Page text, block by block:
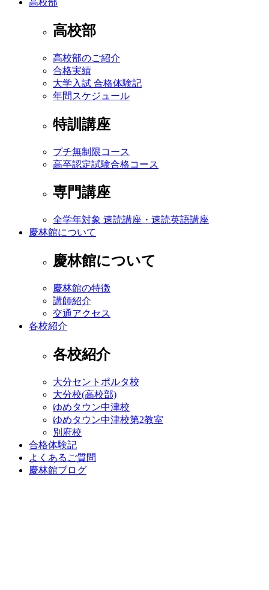
高校部
高校部のご紹介
合格実績
大学入試 合格体験記
年間スケジュール
特訓講座
プチ無制限コース
高卒認定試験合格コース
専門講座
全学年対象 速読講座・速読英語講座
慶林館について
慶林館について
慶林館の特徴
講師紹介
交通アクセス
各校紹介
各校紹介
大分セントポルタ校
大分校(高校部)
ゆめタウン中津校
ゆめタウン中津校第2教室
別府校
合格体験記
よくあるご質問
慶林館ブログ